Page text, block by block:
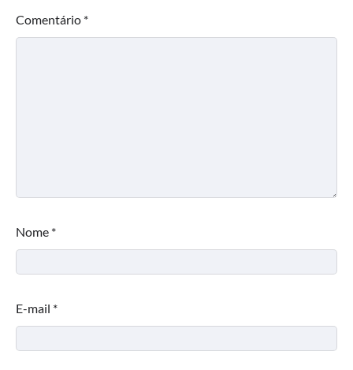
Comentário *
Nome *
E-mail *